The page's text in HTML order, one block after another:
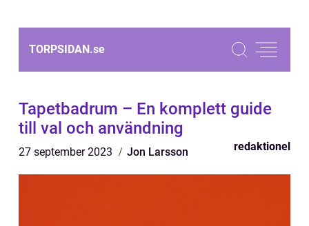
TORPSIDAN.se
Tapetbadrum – En komplett guide
till val och användning
27 september 2023 Jon Larsson redaktionel